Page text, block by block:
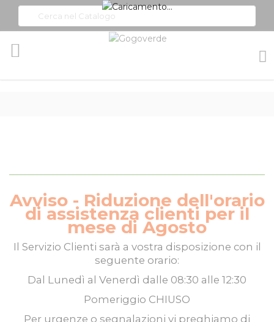
Avviso - Riduzione dell'orario
di assistenza clienti per il
mese di Agosto
Il Servizio Clienti sarà a vostra disposizione con il
seguente orario:
Dal Lunedì al Venerdì dalle 08:30 alle 12:30
Pomeriggio CHIUSO
Per urgenze o segnalazioni vi preghiamo di